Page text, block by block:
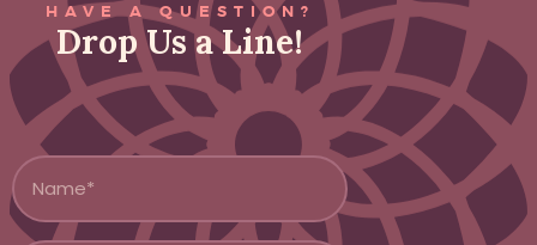
HAVE A QUESTION?
Drop Us a Line!